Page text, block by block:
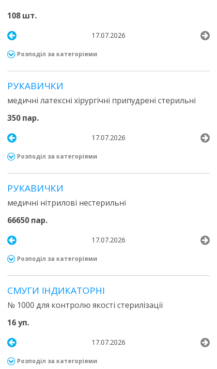
108 шт.
17.07.2026
Розподіл за категоріями
РУКАВИЧКИ
медичні латексні хірургічні припудрені стерильні
350 пар.
17.07.2026
Розподіл за категоріями
РУКАВИЧКИ
медичні нітрилові нестерильні
66650 пар.
17.07.2026
Розподіл за категоріями
СМУГИ IНДИКАТОРНI
№ 1000 для контролю якості стерилізації
16 уп.
17.07.2026
Розподіл за категоріями